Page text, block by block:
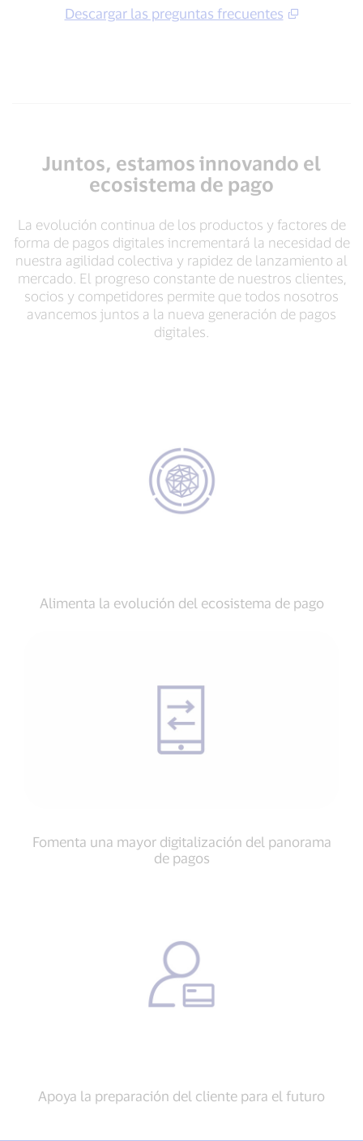
Descargar las preguntas frecuentes
Juntos, estamos innovando el
ecosistema de pago
La evolución continua de los productos y factores de
forma de pagos digitales incrementará la necesidad de
nuestra agilidad colectiva y rapidez de lanzamiento al
mercado. El progreso constante de nuestros clientes,
socios y competidores permite que todos nosotros
avancemos juntos a la nueva generación de pagos
digitales.
Alimenta la evolución del ecosistema de pago
Fomenta una mayor digitalización del panorama
de pagos
Apoya la preparación del cliente para el futuro